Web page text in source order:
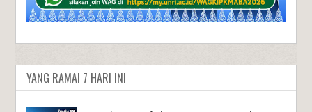
YANG RAMAI 7 HARI INI